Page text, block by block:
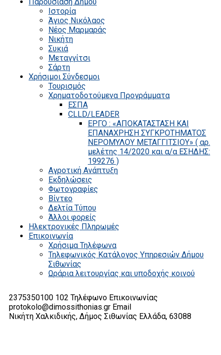
Ιστορία
Άγιος Νικόλαος
Νέος Μαρμαράς
Νικήτη
Συκιά
Μεταγγίτσι
Σάρτη
Χρήσιμοι Σύνδεσμοι
Τουρισμός
Χρηματοδοτούμενα Προγράμματα
ΕΣΠΑ
CLLD/LEADER
ΕΡΓΟ : «ΑΠΟΚΑΤΑΣΤΑΣΗ ΚΑΙ
ΕΠΑΝΑΧΡΗΣΗ ΣΥΓΚΡΟΤΗΜΑΤΟΣ
ΝΕΡΟΜΥΛΟΥ ΜΕΤΑΓΓΙΤΣΙΟΥ» ( αρ.
μελέτης 14/2020 και α/α ΕΣΗΔΗΣ:
199276 )
Αγροτική Ανάπτυξη
Εκδηλώσεις
Φωτογραφίες
Βίντεο
Δελτία Τύπου
Άλλοι φορείς
Ηλεκτρονικές Πληρωμές
Επικοινωνία
Χρήσιμα Τηλέφωνα
Τηλεφωνικός Κατάλογος Υπηρεσιών Δήμου
Σιθωνίας
Ωράρια λειτουργίας και υποδοχής κοινού
2375350100 102 Τηλέφωνο Επικοινωνίας
protokolo@dimossithonias.gr Email
Νικήτη Χαλκιδικής, Δήμος Σιθωνίας Ελλάδα, 63088